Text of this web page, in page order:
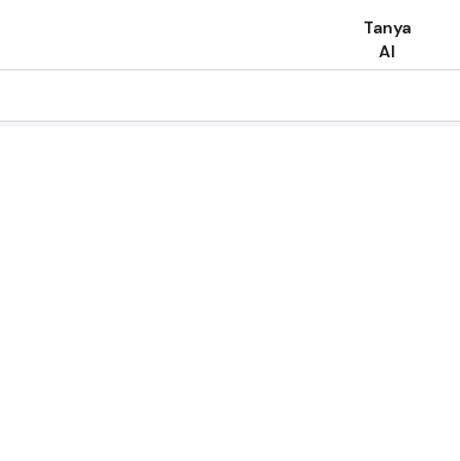
Tanya
AI